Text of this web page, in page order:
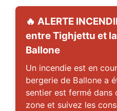
🔥 ALERTE
entre Tighjettu et
Ballone
Un incendie est en
bergerie de Ballone a
sentier est fermé dans
zone et suivez les